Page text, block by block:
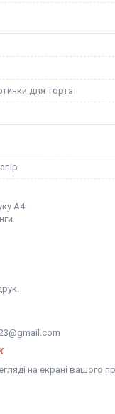
для торта
А4.
на екрані вашого